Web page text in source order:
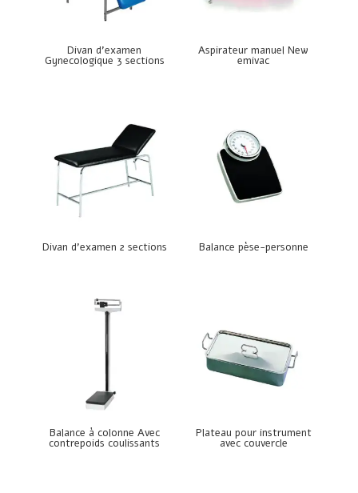
Divan d’examen
Gynecologique 3 sections
Aspirateur manuel New
emivac
Divan d’examen 2 sections Balance pèse-personne
Balance à colonne Avec
contrepoids coulissants
Plateau pour instrument
avec couvercle